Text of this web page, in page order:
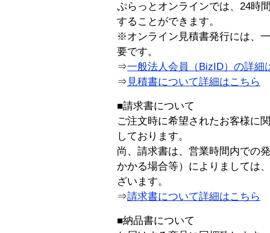
ぷらっとオンラインでは、24時
することができます。
※オンライン見積書発行には、
要です。
⇒一般法人会員（BizID）の詳細
⇒ 見積書について詳細はこちら
■請求書について
ご注文時に希望されたお客様に
しております。
尚、請求書は、営業時間内での
かかる場合等）によりましては
ざいます。
⇒請求書について詳細はこちら
■納品書について